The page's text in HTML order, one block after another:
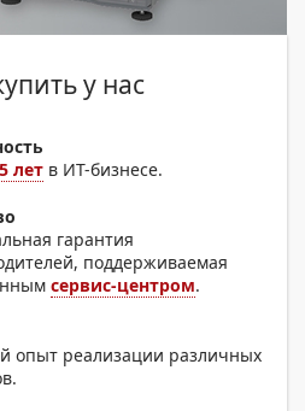
у нас
лет в ИТ-бизнесе.
гарантия
поддерживаемая
сервис-центром.
опыт реализации различных